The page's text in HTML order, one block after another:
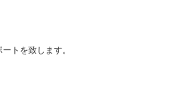
トを致します。